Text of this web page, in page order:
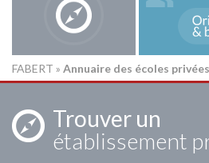
FABERT » Annuaire des écoles privées
Trouver un
établissement